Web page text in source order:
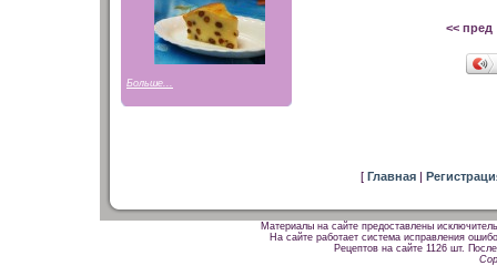
Больше...
<< пред
[ Главная |
Материалы на сайте предоставлены
На сайте работает система исправления
Рецептов на сайте 1126 шт.